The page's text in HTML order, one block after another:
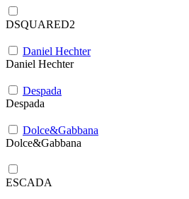
DSQUARED2
Daniel Hechter
Daniel Hechter
Despada
Despada
Dolce&Gabbana
Dolce&Gabbana
ESCADA